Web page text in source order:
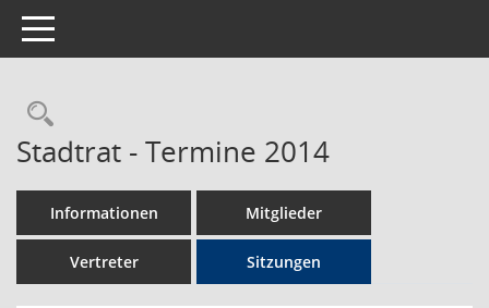
Toggle navigation
Rechercheauswahl
Stadtrat - Termine 2014
Informationen Mitglieder
Vertreter Sitzungen